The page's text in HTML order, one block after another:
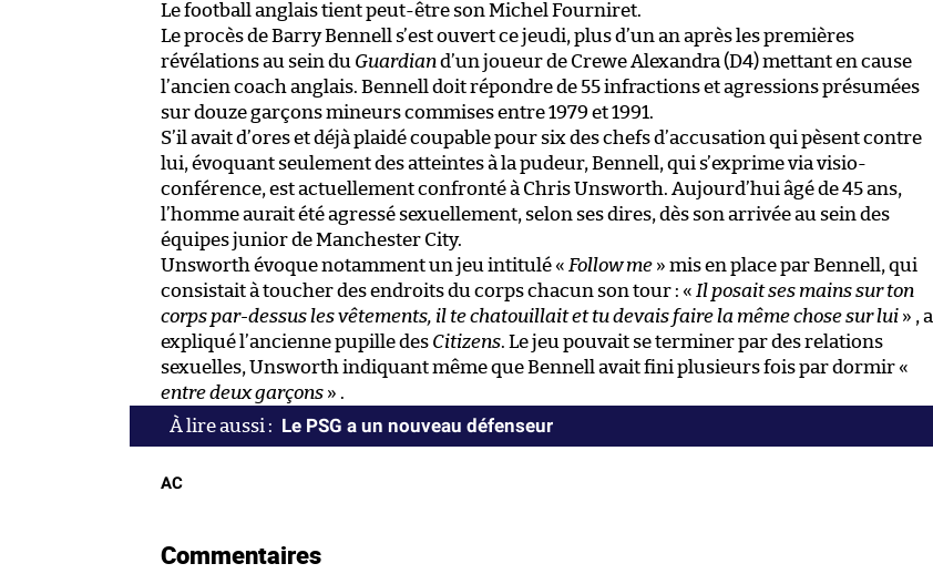
Le football anglais tient peut-être son Michel Fourniret.
Le procès de Barry Bennell s’est ouvert ce jeudi, plus d’un an après les premières
révélations au sein du Guardiand’un joueur de Crewe Alexandra (D4) mettant en cause
l’ancien coach anglais. Bennell doit répondre de 55 infractions et agressions présumées
sur douze garçons mineurs commises entre 1979 et 1991.
S’il avait d’ores et déjà plaidé coupable pour six des chefs d’accusation qui pèsent contre
lui, évoquant seulement des atteintes à la pudeur, Bennell, qui s’exprime via visio-
conférence, est actuellement confronté à Chris Unsworth. Aujourd’hui âgé de 45 ans,
l’homme aurait été agressé sexuellement, selon ses dires, dès son arrivée au sein des
équipes junior de Manchester City.
Unsworth évoque notamment un jeu intitulé « Follow me » mis en place par Bennell, qui
consistait à toucher des endroits du corps chacun son tour : « Il posait ses mains sur ton
corps par-dessus les vêtements, il te chatouillait et tu devais faire la même chose sur lui » , a
expliqué l’ancienne pupille des Citizens. Le jeu pouvait se terminer par des relations
sexuelles, Unsworth indiquant même que Bennell avait fini plusieurs fois par dormir «
entre deux garçons » .
Le PSG a un nouveau défenseur
AC
Commentaires